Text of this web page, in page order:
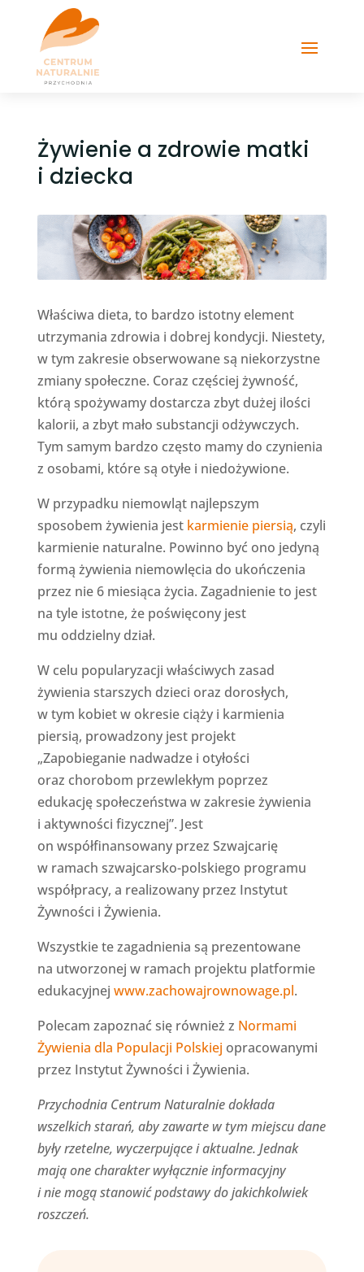
Żywienie a zdrowie matki
i dziecka
Właściwa dieta, to bardzo istotny element
utrzymania zdrowia i dobrej kondycji. Niestety,
w tym zakresie obserwowane są niekorzystne
zmiany społeczne. Coraz częściej żywność,
którą spożywamy dostarcza zbyt dużej ilości
kalorii, a zbyt mało substancji odżywczych.
Tym samym bardzo często mamy do czynienia
z osobami, które są otyłe i niedożywione.
W przypadku niemowląt najlepszym
sposobem żywienia jest karmienie piersią, czyli
karmienie naturalne. Powinno być ono jedyną
formą żywienia niemowlęcia do ukończenia
przez nie 6 miesiąca życia. Zagadnienie to jest
na tyle istotne, że poświęcony jest
mu oddzielny dział.
W celu popularyzacji właściwych zasad
żywienia starszych dzieci oraz dorosłych,
w tym kobiet w okresie ciąży i karmienia
piersią, prowadzony jest projekt
„Zapobieganie nadwadze i otyłości
oraz chorobom przewlekłym poprzez
edukację społeczeństwa w zakresie żywienia
i aktywności fizycznej”. Jest
on współfinansowany przez Szwajcarię
w ramach szwajcarsko-polskiego programu
współpracy, a realizowany przez Instytut
Żywności i Żywienia.
Wszystkie te zagadnienia są prezentowane
na utworzonej w ramach projektu platformie
edukacyjnejwww.zachowajrownowage.pl.
Polecam zapoznać się również z Normami
Żywienia dla Populacji Polskiej opracowanymi
przez Instytut Żywności i Żywienia.
Przychodnia Centrum Naturalnie dokłada
wszelkich starań, aby zawarte w tym miejscu dane
były rzetelne, wyczerpujące i aktualne. Jednak
mają one charakter wyłącznie informacyjny
i nie mogą stanowić podstawy do jakichkolwiek
roszczeń.